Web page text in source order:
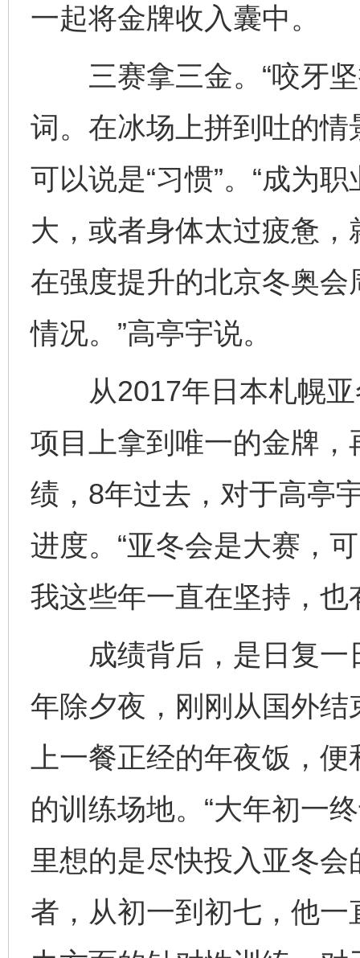
一起将金牌收入囊中。
三赛拿三金。“咬牙坚
词。在冰场上拼到吐的
可以说是“习惯”。“成为
大，或者身体太过疲惫
在强度提升的北京冬奥会
情况。”高亭宇说。
从2017年日本札幌亚
项目上拿到唯一的金牌
绩，8年过去，对于高亭
进度。“亚冬会是大赛，
我这些年一直在坚持，也
成绩背后，是日复一
年除夕夜，刚刚从国外
上一餐正经的年夜饭，
的训练场地。“大年初一
里想的是尽快投入亚冬
者，从初一到初七，他